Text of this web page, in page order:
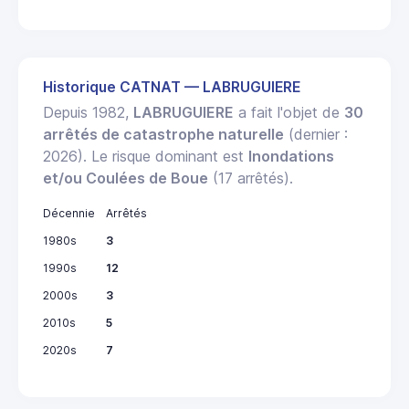
Historique CATNAT — LABRUGUIERE
Depuis 1982, LABRUGUIERE a fait l'objet de 30
arrêtés de catastrophe naturelle (dernier :
2026). Le risque dominant est Inondations
et/ou Coulées de Boue (17 arrêtés).
Décennie
Arrêtés
1980s
3
1990s
12
2000s
3
2010s
5
2020s
7